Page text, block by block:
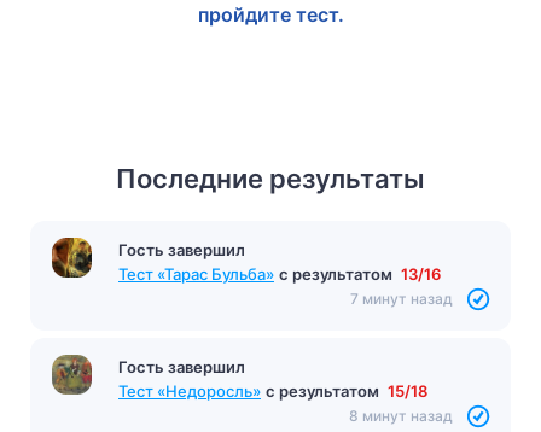
пройдите тест.
Последние результаты
Гость завершил
Тест «Тарас Бульба» с результатом 13/16
7 минут назад
Гость завершил
Тест «Недоросль» с результатом 15/18
8 минут назад